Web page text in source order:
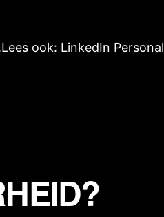
ook: LinkedIn Personal